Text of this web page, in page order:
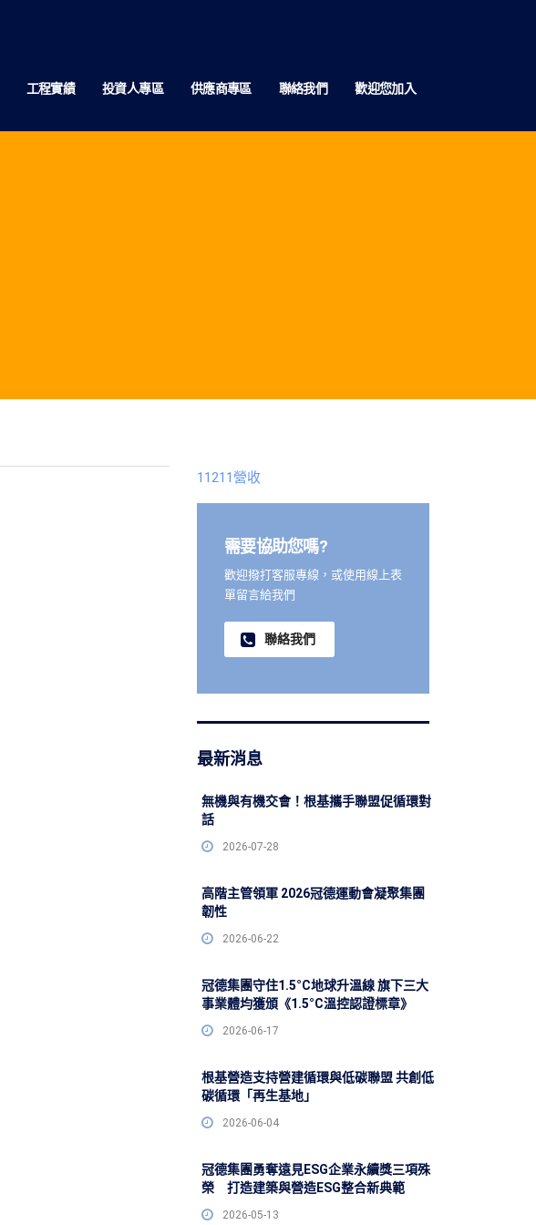
工程實績 投資人專區 供應商專區 聯絡我們 歡迎您加入
11211營收
需要協助您嗎?
歡迎撥打客服專線，或使用線上表
單留言給我們
聯絡我們
最新消息
無機與有機交會！根基攜手聯盟促循環對
話
2026-07-28
高階主管領軍 2026冠德運動會凝聚集團
韌性
2026-06-22
冠德集團守住1.5°C地球升溫線 旗下三大
事業體均獲頒《1.5°C溫控認證標章》
2026-06-17
根基營造支持營建循環與低碳聯盟 共創低
碳循環「再生基地」
2026-06-04
冠德集團勇奪遠見ESG企業永續獎三項殊
榮 打造建築與營造ESG整合新典範
2026-05-13